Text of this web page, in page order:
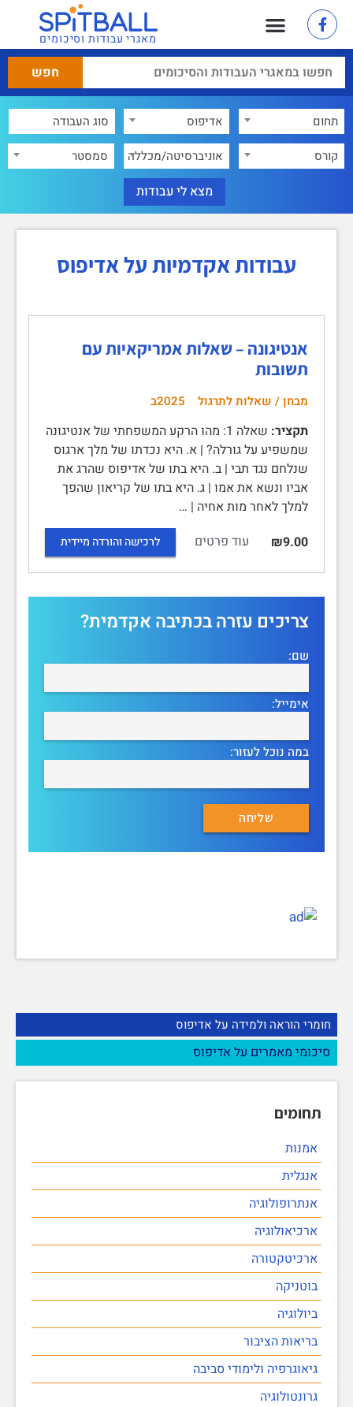
מאגרי עבודות וסיכומים
תחום
אדיפוס
קורס
אוניברסיטה/מכללה סמסטר
חומרי הוראה ולמידה על אדיפוס
סיכומי מאמרים על אדיפוס
תחומים
אמנות
אנגלית
אנתרופולוגיה
ארכיאולוגיה
ארכיטקטורה
בוטניקה
ביולוגיה
בריאות הציבור
גיאוגרפיה ולימודי סביבה
גרונטולוגיה
עבודות אקדמיות על אדיפוס
אנטיגונה – שאלות אמריקאיות עם
תשובות
מבחן / שאלות לתרגול 2025ב
תקציר:
שאלה 1: מהו הרקע המשפחתי של אנטיגונה
שמשפיע על גורלה? | א. היא נכדתו של מלך ארגוס
שנלחם נגד תבי | ב. היא בתו של אדיפוס שהרג את
אביו ונשא את אמו | ג. היא בתו של קריאון שהפך
למלך לאחר מות אחיה | …
₪9.00
עוד פרטים לרכישה והורדה מיידית
צריכים עזרה בכתיבה אקדמית?
שם:
אימייל:
במה נוכל לעזור: